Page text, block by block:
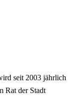
seit 2003 jährlich
Rat der Stadt